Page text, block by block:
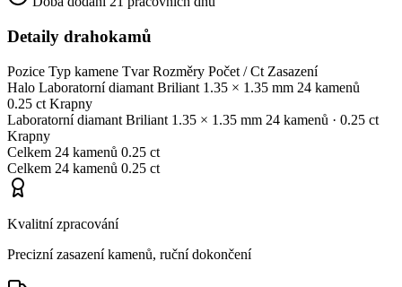
Detaily drahokamů
Pozice Typ kamene Tvar Rozměry Počet / Ct Zasazení
Halo Laboratorní diamant Briliant 1.35 × 1.35 mm 24 kamenů
0.25 ct Krapny
Laboratorní diamant Briliant 1.35 × 1.35 mm 24 kamenů · 0.25 ct
Krapny
Celkem 24 kamenů 0.25 ct
Celkem 24 kamenů 0.25 ct
Kvalitní zpracování
Precizní zasazení kamenů, ruční dokončení